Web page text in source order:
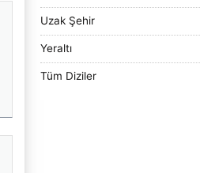
Uzak Şehir
Yeraltı
Tüm Diziler